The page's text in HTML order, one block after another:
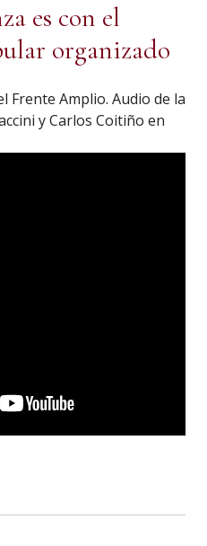
es con el
organizado
Frente Amplio. Audio de la
y Carlos Coitiño en